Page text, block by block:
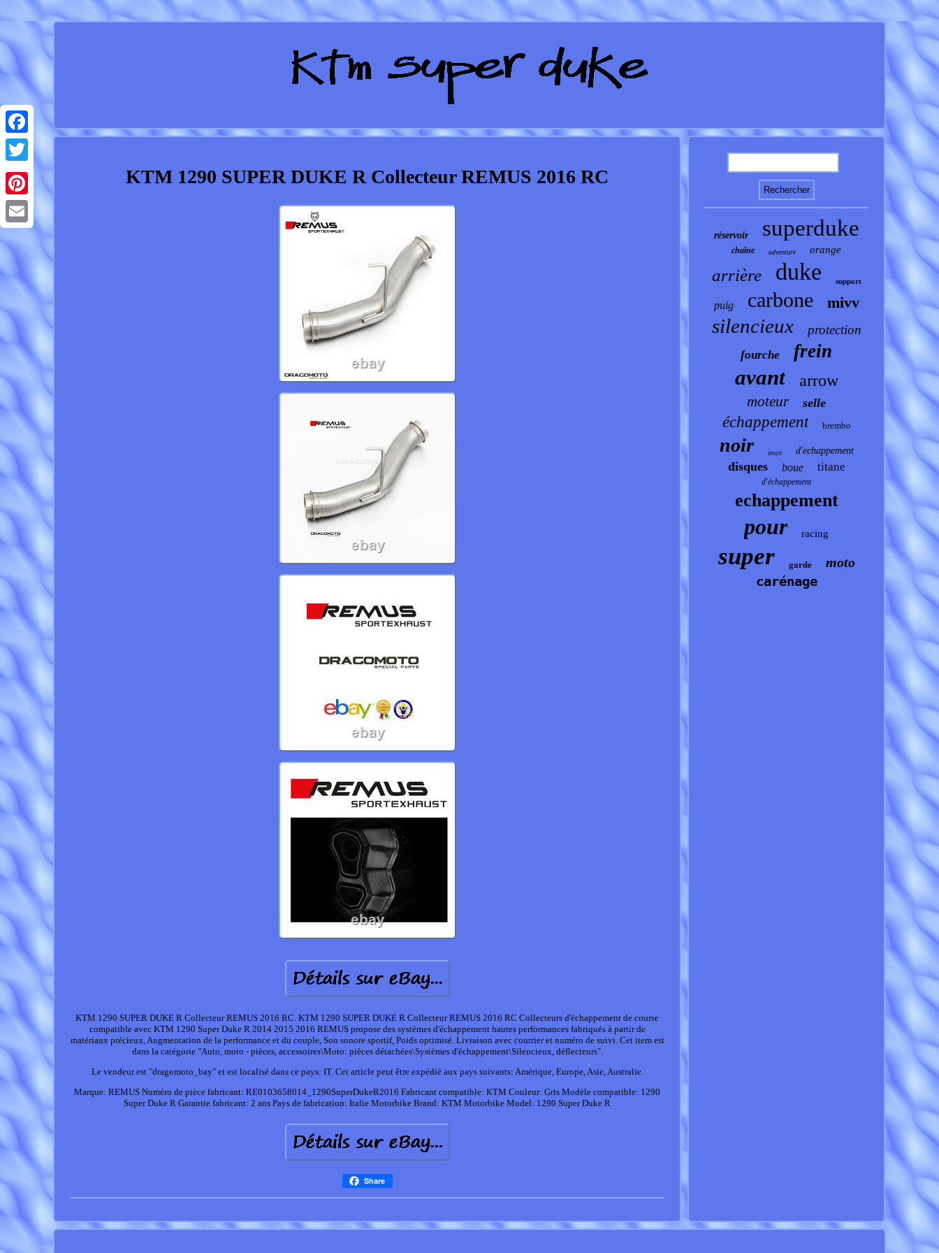
Facebook
Twitter
Pinterest
Email
KTM 1290 SUPER DUKE R Collecteur REMUS 2016 RC
KTM 1290 SUPER DUKE R Collecteur REMUS 2016 RC. KTM 1290 SUPER DUKE R Collecteur REMUS 2016 RC Collecteurs d'échappement de course
compatible avec KTM 1290 Super Duke R 2014 2015 2016 REMUS propose des systèmes d'échappement hautes performances fabriqués à partir de
matériaux précieux, Augmentation de la performance et du couple, Son sonore sportif, Poids optimisé. Livraison avec courrier et numéro de suivi. Cet item est
dans la catégorie "Auto, moto - pièces, accessoires\Moto: pièces détachées\Systèmes d'échappement\Silencieux, déflecteurs".
Le vendeur est "dragomoto_bay" et est localisé dans ce pays: IT. Cet article peut être expédié aux pays suivants: Amérique, Europe, Asie, Australie.
Marque: REMUS Numéro de pièce fabricant: RE0103658014_1290SuperDukeR2016 Fabricant compatible: KTM Couleur: Gris Modèle compatible: 1290
Super Duke R Garantie fabricant: 2 ans Pays de fabrication: Italie Motorbike Brand: KTM Motorbike Model: 1290 Super Duke R
Share
réservoir superduke
chaîne adventure orange
arrière duke support
puig carbone mivv
silencieux protection
fourche frein
avant arrow
moteur selle
échappement brembo
noir inox d'echappement
disques boue titane
d'échappement
echappement
pour racing
super garde
moto
carénage